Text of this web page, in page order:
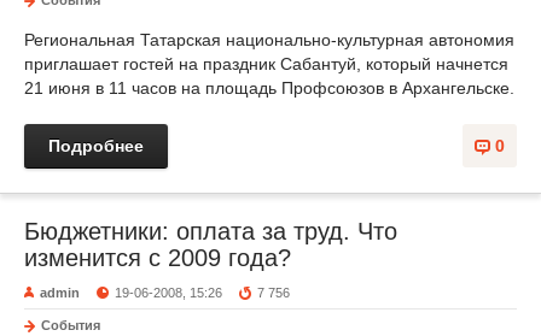
Региональная Татарская национально-культурная автономия
приглашает гостей на праздник Сабантуй, который начнется
21 июня в 11 часов на площадь Профсоюзов в Архангельске.
0
Подробнее
Бюджетники: оплата за труд. Что
изменится с 2009 года?
admin 19-06-2008, 15:26 7 756
События